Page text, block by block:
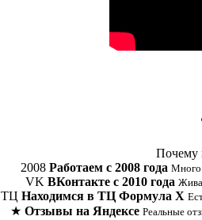
Почему
2008 Работаем с 2008 года Много
VK ВКонтакте с 2010 года
ТЦ Находимся в ТЦ Формула Х
★ Отзывы на Яндексе Реальные